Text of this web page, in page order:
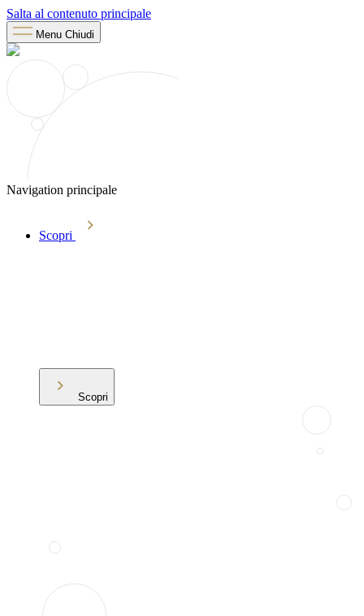
Salta al contenuto principale
Menu Chiudi
Navigation principale
Scopri
Scopri